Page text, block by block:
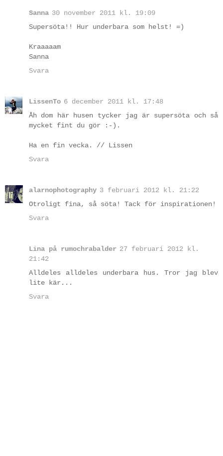
Sanna 30 november 2011 kl. 19:09
Supersöta!! Hur underbara som helst! =)
Kraaaaam
Sanna
Svara
LissenTo 6 december 2011 kl. 17:48
Åh dom här husen tycker jag är supersöta och så
mycket fint du gör :-).
Ha en fin vecka. // Lissen
Svara
alarnophotography 3 februari 2012 kl. 21:22
Otroligt fina, så söta! Tack för inspirationen!
Svara
Lina på rumochrabalder 27 februari 2012 kl.
21:42
Alldeles alldeles underbara hus. Tror jag blev
lite kär...
Svara